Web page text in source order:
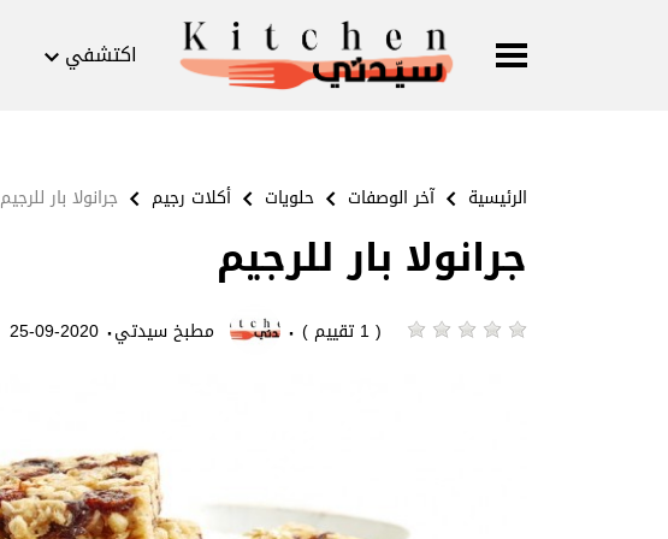
اكتشفي
الرئيسية آخر الوصفات حلويات أكلات رجيم جرانولا بار للرجيم
جرانولا بار للرجيم
( 1 تقييم ) · مطبخ سيدتي·
2020-09-25